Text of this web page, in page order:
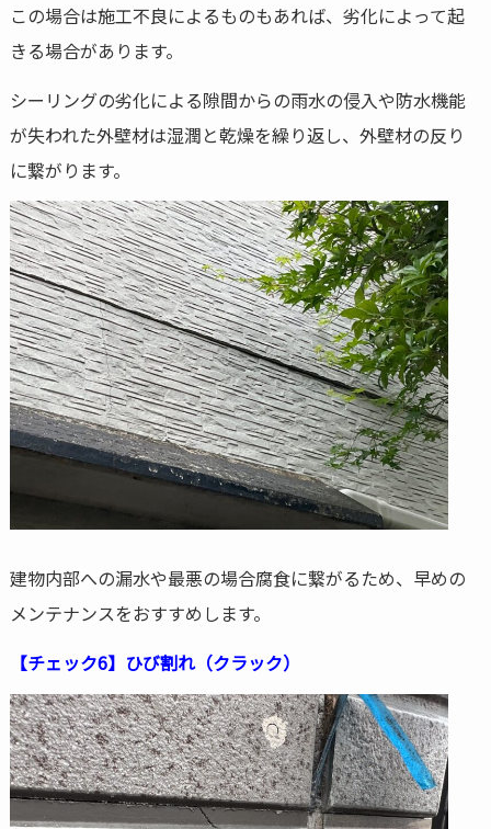
この場合は施工不良によるものもあれば、劣化によって起
きる場合があります。
シーリングの劣化による隙間からの雨水の侵入や防水機能
が失われた外壁材は湿潤と乾燥を繰り返し、外壁材の反り
に繋がります。
建物内部への漏水や最悪の場合腐食に繋がるため、早めの
メンテナンスをおすすめします。
【チェック6】ひび割れ（クラック）